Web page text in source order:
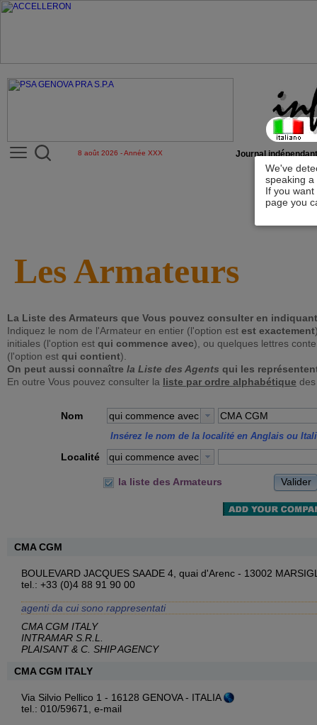
We've
speaking
If you
page you
8 août 2026 - Année XXX Journal
Les Armateurs
La Liste des Armateurs que Vous pouvez consulter en
Indiquez le nom de l'Armateur en entier (l'option est est exactement
initiales (l'option est qui commence avec), ou quelques lettres
(l'option est qui contient).
On peut aussi connaître la Liste des Agents qui les
En outre Vous pouvez consulter la liste par ordre alphabétique
Nom qui commence avec
Insérez le nom de la localité en Anglais ou
Localité qui commence avec
la liste des Armateurs Valider
CMA CGM
BOULEVARD JACQUES SAADE 4, quai d'Arenc - 13002
tel.: +33 (0)4 88 91 90 00
agenti da cui sono rappresentati
CMA CGM ITALY
INTRAMAR S.R.L.
PLAISANT & C. SHIP AGENCY
CMA CGM ITALY
Via Silvio Pellico 1 - 16128 GENOVA - ITALIA
tel.: 010/59671, e-mail